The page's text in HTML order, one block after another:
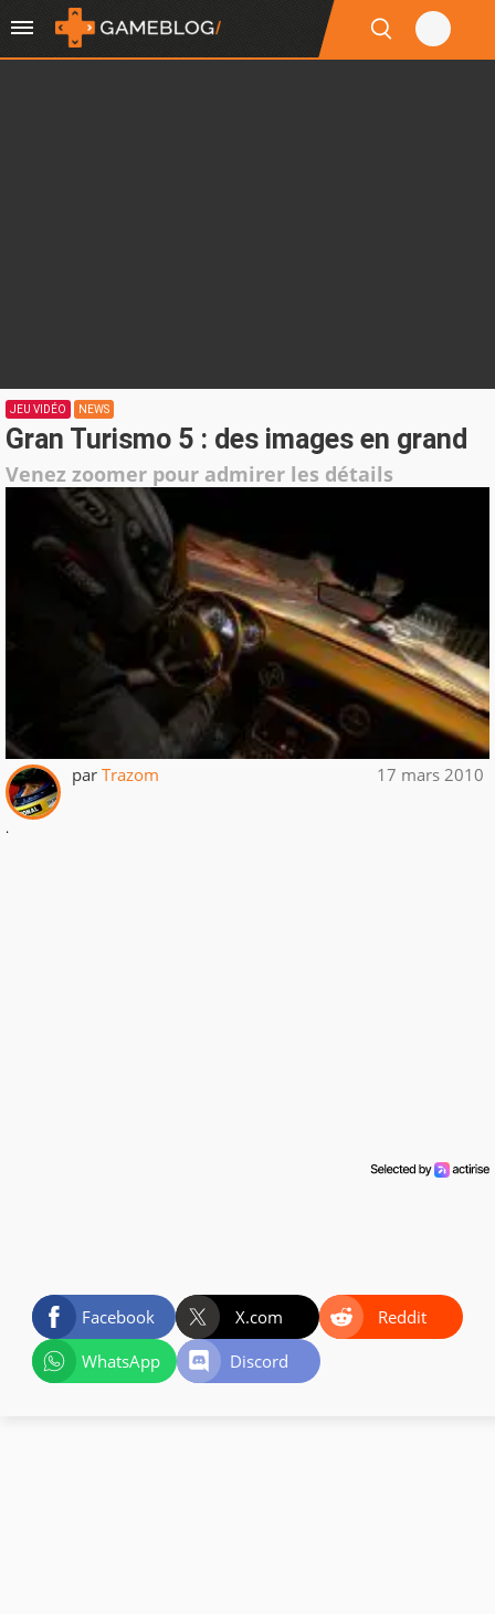
JEU VIDÉO NEWS
Gran Turismo 5 : des images en grand
Venez zoomer pour admirer les détails
par Trazom 17 mars 2010
.
Facebook X.com
Reddit
WhatsApp
Discord